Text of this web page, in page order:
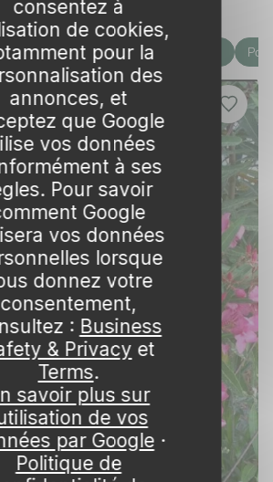
🌱 en stock
Lot de 10 Pot 30L Pot
consentez à
de cookies,
pour la
des
annonces, et
que Google
vos données
à ses
Pour savoir
Google
vos données
lorsque
donnez votre
consentement,
: Business
& Privacy et
Terms.
savoir plus sur
de vos
par Google ·
Politique de